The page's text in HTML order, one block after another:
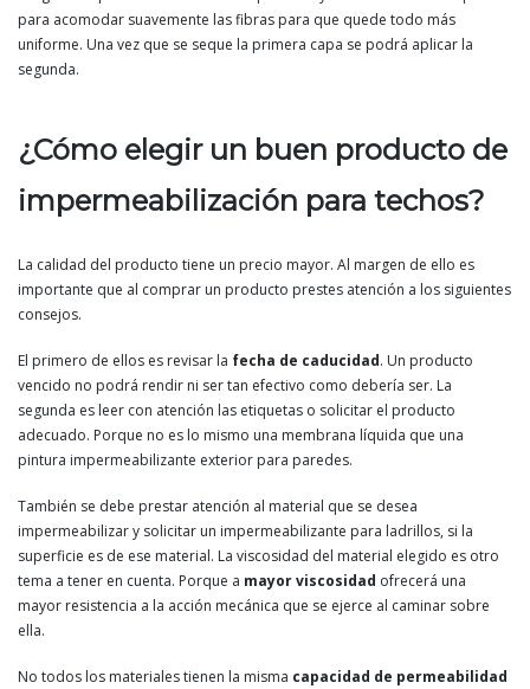
para acomodar suavemente las fibras para que quede todo más
uniforme. Una vez que se seque la primera capa se podrá aplicar la
segunda.
¿Cómo elegir un buen producto de
impermeabilización para techos?
La calidad del producto tiene un precio mayor. Al margen de ello es
importante que al comprar un producto prestes atención a los siguientes
consejos.
El primero de ellos es revisar la fecha de caducidad. Un producto
vencido no podrá rendir ni ser tan efectivo como debería ser. La
segunda es leer con atención las etiquetas o solicitar el producto
adecuado. Porque no es lo mismo una membrana líquida que una
pintura impermeabilizante exterior para paredes.
También se debe prestar atención al material que se desea
impermeabilizar y solicitar un impermeabilizante para ladrillos, si la
superficie es de ese material. La viscosidad del material elegido es otro
tema a tener en cuenta. Porque a mayor viscosidad ofrecerá una
mayor resistencia a la acción mecánica que se ejerce al caminar sobre
ella.
No todos los materiales tienen la misma capacidad de permeabilidad